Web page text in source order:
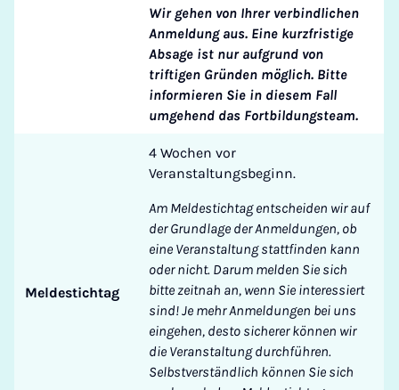
Wir gehen von Ihrer verbindlichen
Anmeldung aus. Eine kurzfristige
Absage ist nur aufgrund von
triftigen Gründen möglich. Bitte
informieren Sie in diesem Fall
umgehend das Fortbildungsteam.
Meldestichtag
4 Wochen vor
Veranstaltungsbeginn.
Am Meldestichtag entscheiden wir auf
der Grundlage der Anmeldungen, ob
eine Veranstaltung stattfinden kann
oder nicht. Darum melden Sie sich
bitte zeitnah an, wenn Sie interessiert
sind! Je mehr Anmeldungen bei uns
eingehen, desto sicherer können wir
die Veranstaltung durchführen.
Selbstverständlich können Sie sich